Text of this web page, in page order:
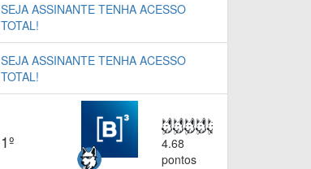
SEJA ASSINANTE TENHA ACESSO
TOTAL!
SEJA ASSINANTE TENHA ACESSO
TOTAL!
1º
4.68
pontos